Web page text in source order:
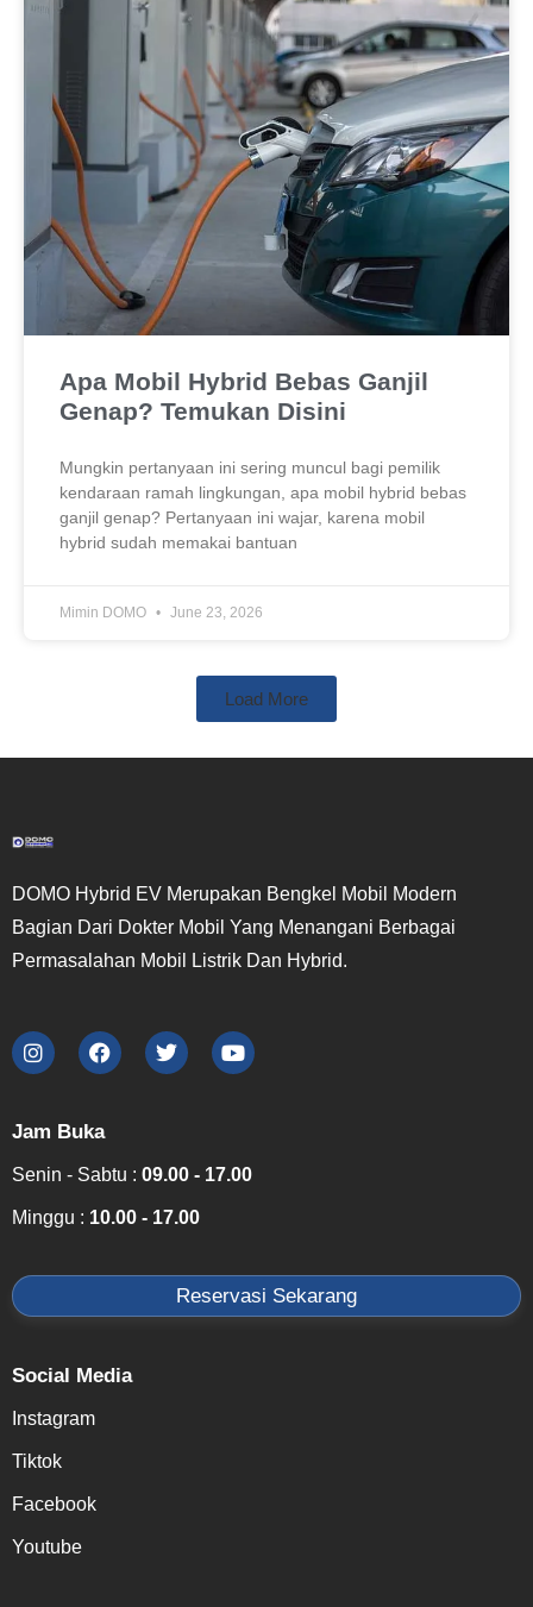
Apa Mobil Hybrid Bebas Ganjil
Genap? Temukan Disini
Mungkin pertanyaan ini sering muncul bagi pemilik
kendaraan ramah lingkungan, apa mobil hybrid bebas
ganjil genap? Pertanyaan ini wajar, karena mobil
hybrid sudah memakai bantuan
Mimin DOMO June 23, 2026
Load More
DOMO Hybrid EV Merupakan Bengkel Mobil Modern
Bagian Dari Dokter Mobil Yang Menangani Berbagai
Permasalahan Mobil Listrik Dan Hybrid.
Jam Buka
Senin - Sabtu : 09.00 - 17.00
Minggu : 10.00 - 17.00
Reservasi Sekarang
Social Media
Instagram
Tiktok
Facebook
Youtube